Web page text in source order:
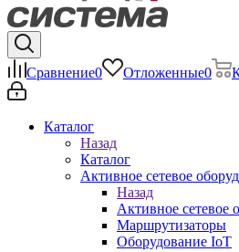
Сравнение0 Отложенные0
Каталог
Назад
Каталог
Активное сетевое
Назад
Активное сетевое
Маршрутизаторы
Оборудование IoT